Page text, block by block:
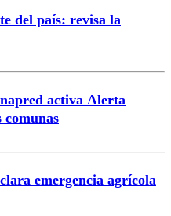
del país: revisa la
activa Alerta
comunas
emergencia agrícola